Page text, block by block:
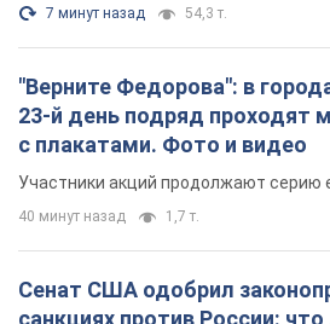
7 минут назад 54,3 т.
"Верните Федорова": в
23-й день подряд проходят
с плакатами. Фото и видео
Участники акций продолжают серию
40 минут назад 1,7 т.
Сенат США одобрил
санкциях против России: